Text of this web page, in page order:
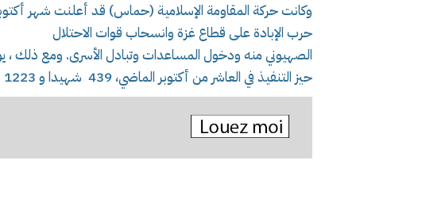
وكانت حركة المقاومة الإسلامية (حماس) قد أعلنت شهر
حرب الإبادة على قطاع غزة وانسحاب قوات الاحتلال
الصهيوني منه ودخول المساعدات وتبادل الأسرى. ومع ذلك ،
حيز التنفيذ في العاشر من أكتوبر الماضي، 439 شهيدا و 1223 مصابا.